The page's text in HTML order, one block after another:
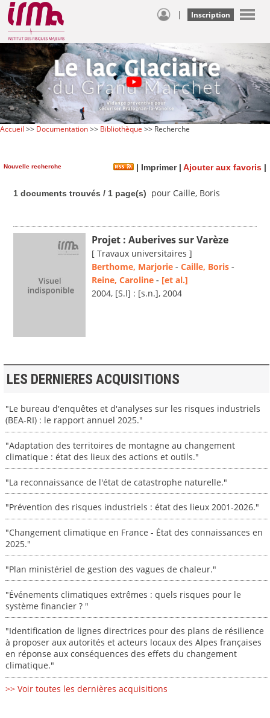
| Inscription
Accueil >> Documentation>> Bibliothèque >> Recherche
Nouvelle recherche | Imprimer| Ajouter aux favoris |
1 documents trouvés / 1 page(s) pour Caille, Boris
Projet : Auberives sur Varèze
[ Travaux universitaires ]
Berthome, Marjorie - Caille, Boris -
Reine, Caroline - [et al.]
2004, [S.l] : [s.n.], 2004
LES DERNIERES ACQUISITIONS
"Le bureau d'enquêtes et d'analyses sur les risques industriels
(BEA-RI) : le rapport annuel 2025."
"Adaptation des territoires de montagne au changement
climatique : état des lieux des actions et outils."
"La reconnaissance de l'état de catastrophe naturelle."
"Prévention des risques industriels : état des lieux 2001-2026."
"Changement climatique en France - État des connaissances en
2025."
"Plan ministériel de gestion des vagues de chaleur."
"Événements climatiques extrêmes : quels risques pour le
système financier ? "
"Identification de lignes directrices pour des plans de résilience
à proposer aux autorités et acteurs locaux des Alpes françaises
en réponse aux conséquences des effets du changement
climatique."
>> Voir toutes les dernières acquisitions